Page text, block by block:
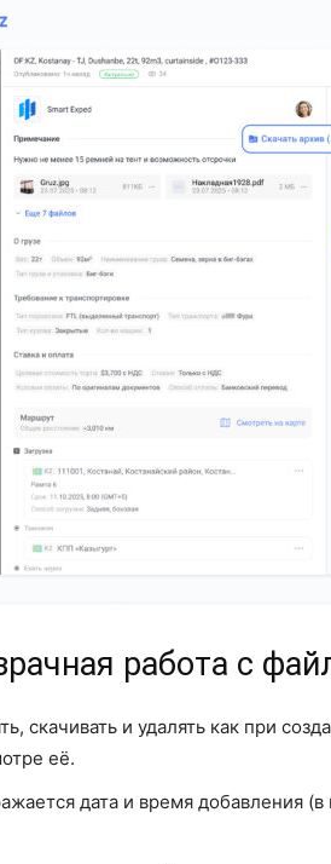
работа с
скачивать и удалять как при
её.
дата и время добавления